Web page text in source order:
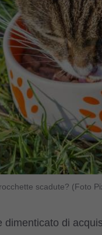
scadute? (Foto
dimenticato di